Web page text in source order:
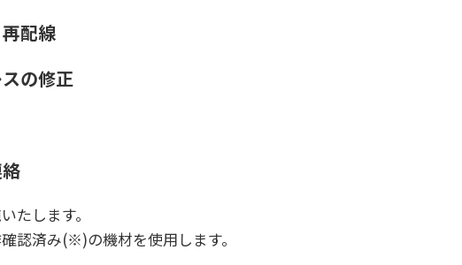
配線
の修正
たします。
認済み(※)の機材を使用します。